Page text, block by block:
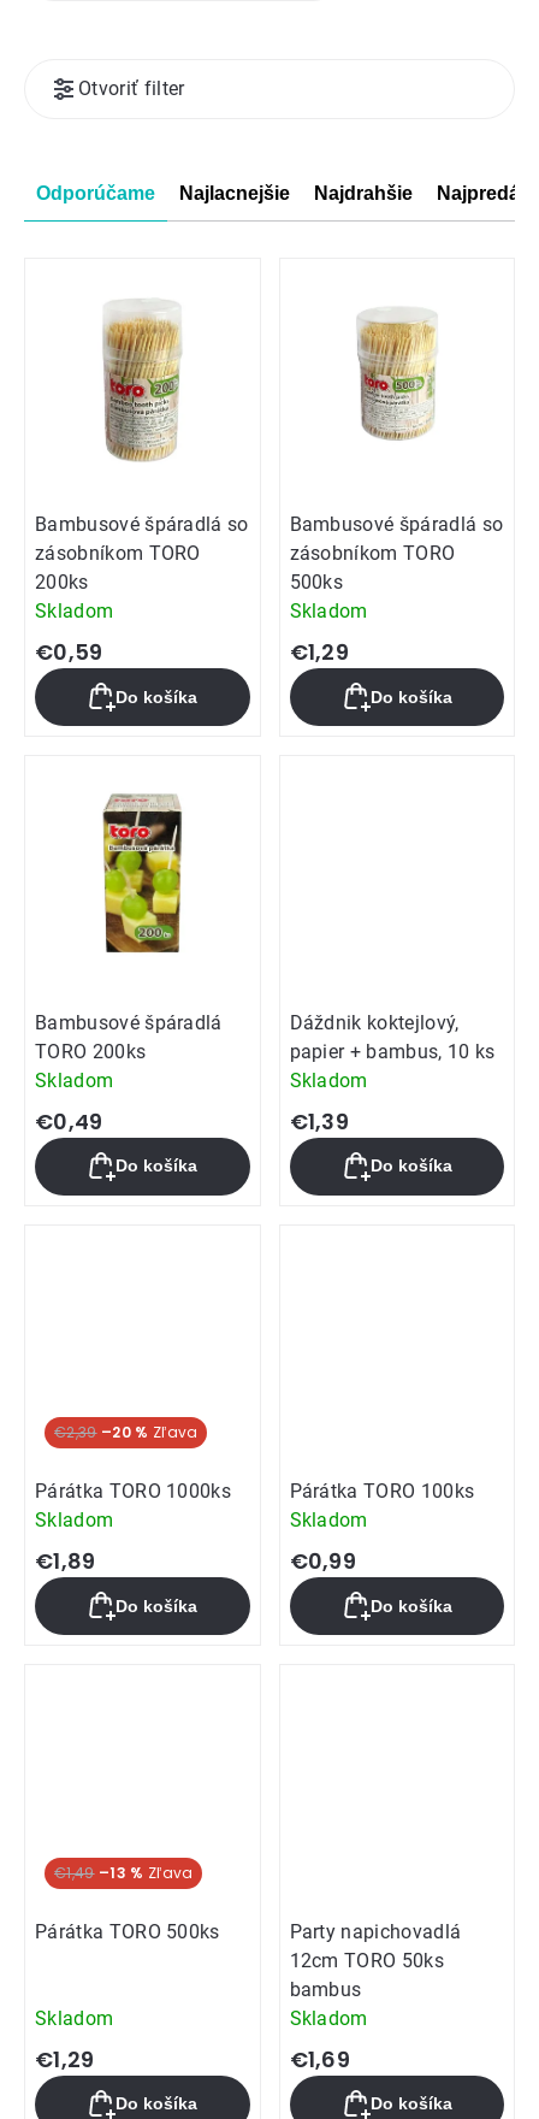
Radenie
produktov
Odporúčame Najlacnejšie Najdrahšie
Otvoriť filter
Výpis
Bambusové špáradlá so
zásobníkom TORO
200ks
Skladom
€0,59
Do košíka
Bambusové špáradlá so
zásobníkom TORO
500ks
Skladom
€1,29
Do košíka
Bambusové špáradlá
TORO 200ks
Skladom
€0,49
Do košíka
Dáždnik koktejlový,
papier + bambus, 10 ks
Skladom
€1,39
Do košíka
€2,39 –20 %
Párátka TORO 1000ks
Skladom
€1,89
Do košíka
Párátka TORO 100ks
Skladom
€0,99
Do košíka
€1,49 –13 %
Párátka TORO 500ks
Skladom
€1,29
Do košíka
Party napichovadlá
12cm TORO 50ks
bambus
Skladom
€1,69
Do košíka